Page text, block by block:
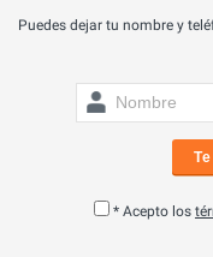
Puedes dejar tu nombre y
* Acepto los